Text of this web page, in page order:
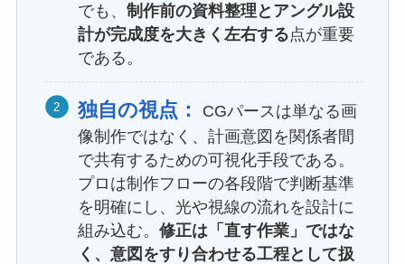
でも、制作前の資料整理とアングル設
計が完成度を大きく左右する点が重要
である。
独自の視点：
CGパースは単なる画
像制作ではなく、計画意図を関係者間
で共有するための可視化手段である。
プロは制作フローの各段階で判断基準
を明確にし、光や視線の流れを設計に
組み込む。修正は「直す作業」ではな
く、意図をすり合わせる工程として扱